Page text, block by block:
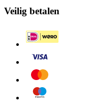
Veilig betalen